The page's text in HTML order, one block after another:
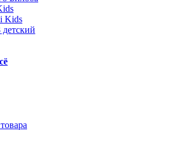
Kids